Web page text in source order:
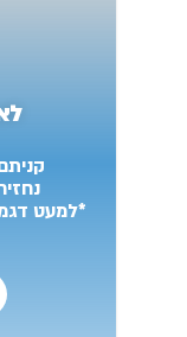
*למעט